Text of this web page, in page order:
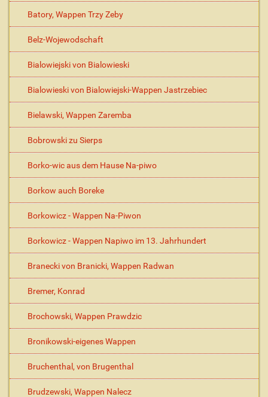
Batory, Wappen Trzy Zeby
Belz-Wojewodschaft
Bialowiejski von Bialowieski
Bialowieski von Bialowiejski-Wappen Jastrzebiec
Bielawski, Wappen Zaremba
Bobrowski zu Sierps
Borko-wic aus dem Hause Na-piwo
Borkow auch Boreke
Borkowicz - Wappen Na-Piwon
Borkowicz - Wappen Napiwo im 13. Jahrhundert
Branecki von Branicki, Wappen Radwan
Bremer, Konrad
Brochowski, Wappen Prawdzic
Bronikowski-eigenes Wappen
Bruchenthal, von Brugenthal
Brudzewski, Wappen Nalecz